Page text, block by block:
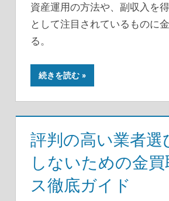
資産運用の方法や、副収入を
として注目されているものに
る。
続きを読む
評判の高い業者選
しないための金
ス徹底ガイド